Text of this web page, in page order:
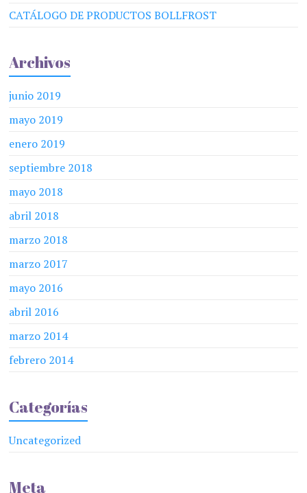
CATÁLOGO DE PRODUCTOS BOLLFROST
Archivos
junio 2019
mayo 2019
enero 2019
septiembre 2018
mayo 2018
abril 2018
marzo 2018
marzo 2017
mayo 2016
abril 2016
marzo 2014
febrero 2014
Categorías
Uncategorized
Meta